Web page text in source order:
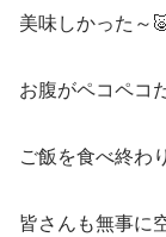
美味しかった～
お腹がペコペコ
ご飯を食べ終わ
皆さんも無事に